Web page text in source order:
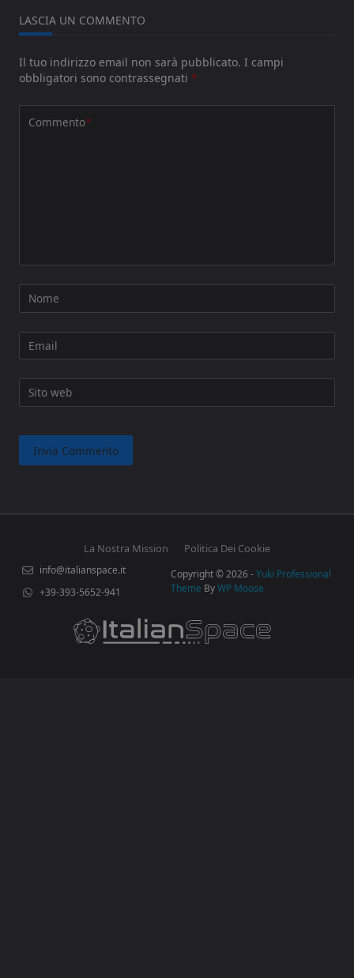
LASCIA UN COMMENTO
Il tuo indirizzo email non sarà pubblicato. I campi
obbligatori sono contrassegnati *
Commento*
Nome
Email
Sito web
La Nostra Mission Politica Dei Cookie
info@italianspace.it
+39-393-5652-941
Copyright © 2026 -Yuki Professional
Theme ByWP Moose